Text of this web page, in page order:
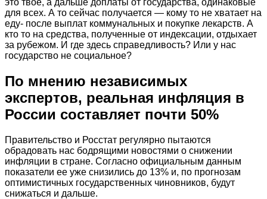
для всех. А то сейчас получается — кому то не хватает на
еду- после выплат коммунальных и покупке лекарств. А
кто то на средства, полученные от индексации, отдыхает
за рубежом. И где здесь справедливость? Или у нас
государство не социальное?
По мнению независимых
экспертов, реальная инфляция в
России составляет почти 50%
Правительство и Росстат регулярно пытаются
обрадовать нас бодрящими новостями о снижении
инфляции в стране. Согласно официальным данным
показатели ее уже снизились до 13% и, по прогнозам
оптимистичных государственных чиновников, будут
снижаться и дальше.